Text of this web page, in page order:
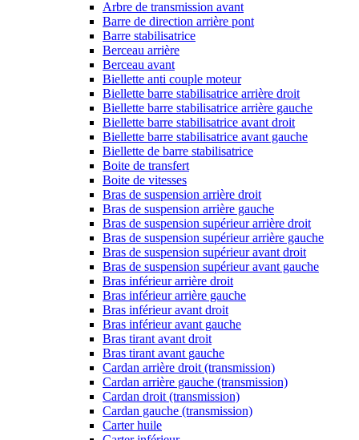
Arbre de transmission avant
Barre de direction arrière pont
Barre stabilisatrice
Berceau arrière
Berceau avant
Biellette anti couple moteur
Biellette barre stabilisatrice arrière droit
Biellette barre stabilisatrice arrière gauche
Biellette barre stabilisatrice avant droit
Biellette barre stabilisatrice avant gauche
Biellette de barre stabilisatrice
Boite de transfert
Boite de vitesses
Bras de suspension arrière droit
Bras de suspension arrière gauche
Bras de suspension supérieur arrière droit
Bras de suspension supérieur arrière gauche
Bras de suspension supérieur avant droit
Bras de suspension supérieur avant gauche
Bras inférieur arrière droit
Bras inférieur arrière gauche
Bras inférieur avant droit
Bras inférieur avant gauche
Bras tirant avant droit
Bras tirant avant gauche
Cardan arrière droit (transmission)
Cardan arrière gauche (transmission)
Cardan droit (transmission)
Cardan gauche (transmission)
Carter huile